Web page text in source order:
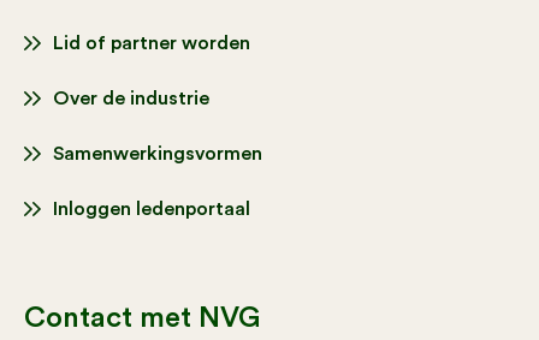
Lid of partner worden
Over de industrie
Samenwerkingsvormen
Inloggen ledenportaal
Contact met NVG